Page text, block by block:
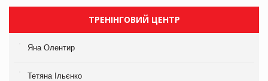
ТРЕНІНГОВИЙ ЦЕНТР
Яна Олентир
Тетяна Ільєнко